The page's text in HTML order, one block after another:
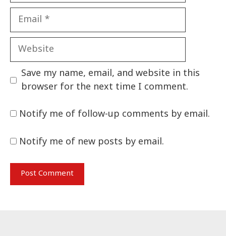
Email
Website
Save my name, email, and website in this
browser for the next time I comment.
Notify me of follow-up comments by email.
Notify me of new posts by email.